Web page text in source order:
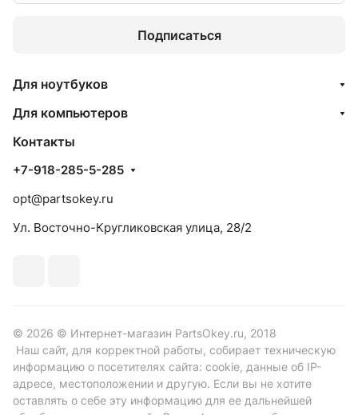
Подписаться
Для ноутбуков
Для компьютеров
Контакты
+7-918-285-5-285
opt@partsokey.ru
Ул. Восточно-Кругликовская улица, 28/2
© 2026 © Интернет-магазин PartsOkey.ru, 2018
Наш сайт, для корректной работы, собирает техническую
информацию о посетителях сайта: cookie, данные об IP-
адресе, местоположении и другую. Если вы не хотите
оставлять о себе эту информацию для ее дальнейшей